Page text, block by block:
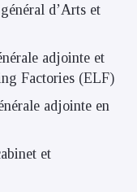
d’Arts et
adjointe et
Factories (ELF)
adjointe en
et